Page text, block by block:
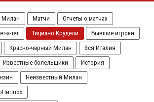
Милан Матчи
Отчеты о матчах
а-тет Тициано Крудели
Бывшие игроки
Красно-черный Милан
Вся Италия
Известные болельщики
История
Неизвестный Милан